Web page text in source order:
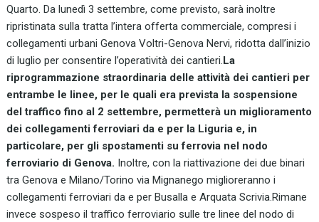
Quarto. Da lunedì 3 settembre, come previsto, sarà inoltre
ripristinata sulla tratta l’intera offerta commerciale, compresi i
collegamenti urbani Genova Voltri-Genova Nervi, ridotta dall’inizio
di luglio per consentire l’operatività dei cantieri. La
riprogrammazione straordinaria delle attività dei cantieri per
entrambe le linee, per le quali era prevista la sospensione
del traffico fino al 2 settembre, permetterà un miglioramento
dei collegamenti ferroviari da e per la Liguria e, in
particolare, per gli spostamenti su ferrovia nel nodo
ferroviario di Genova. Inoltre, con la riattivazione dei due binari
tra Genova e Milano/Torino via Mignanego miglioreranno i
collegamenti ferroviari da e per Busalla e Arquata Scrivia.Rimane
invece sospeso il traffico ferroviario sulle tre linee del nodo di